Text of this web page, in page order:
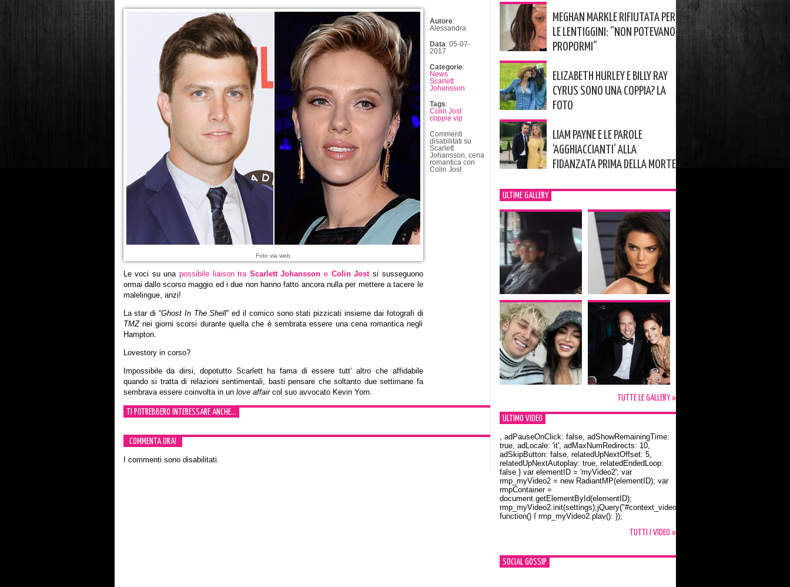
Foto via web
Le voci su una possibile liaison tra Scarlett Johansson e Colin Jostsi susseguono
ormai dallo scorso maggio ed i due non hanno fatto ancora nulla per mettere a tacere le
malelingue, anzi!
La star di “Ghost In The Shell” ed il comico sono stati pizzicati insieme dai fotografi di
TMZnei giorni scorsi durante quella che è sembrata essere una cena romantica negli
Hampton.
Lovestory in corso?
Impossibile da dirsi, dopotutto Scarlett ha fama di essere tutt’ altro che affidabile
quando si tratta di relazioni sentimentali, basti pensare che soltanto due settimane fa
sembrava essere coinvolta in un love affaircol suo avvocato Kevin Yorn.
Autore:
Alessandra
Data: 05-07-
2017
Categorie:
News
Scarlett
Johansson
Tags:
Colin Jost
coppie vip
Commenti
disabilitati su
Scarlett
Johansson, cena
romantica con
Colin Jost
TI POTREBBERO INTERESSARE ANCHE...
COMMENTA ORA!
I commenti sono disabilitati.
MEGHAN MARKLE RIFIUTATA PER
LE LENTIGGINI: ”NON POTEVANO
PROPORMI”
ELIZABETH HURLEY E BILLY RAY
CYRUS SONO UNA COPPIA? LA
FOTO
LIAM PAYNE E LE PAROLE
‘AGGHIACCIANTI’ ALLA
FIDANZATA PRIMA DELLA MORTE
ULTIME GALLERY
TUTTE LE GALLERY »
ULTIMO VIDEO
Orlando Bloom e la t-shirt dedicata a Flynn
, adPauseOnClick: false, adShowRemainingTime:
true, adLocale: 'it', adMaxNumRedirects: 10,
adSkipButton: false, relatedUpNextOffset: 5,
relatedUpNextAutoplay: true, relatedEndedLoop:
false } var elementID = 'myVideo2'; var
rmp_myVideo2 = new RadiantMP(elementID); var
rmpContainer =
document.getElementById(elementID);
rmp_myVideo2.init(settings);jQuery("#context_video2").one("mouseover",
function() { rmp_myVideo2.play(); });
TUTTI I VIDEO »
SOCIAL GOSSIP